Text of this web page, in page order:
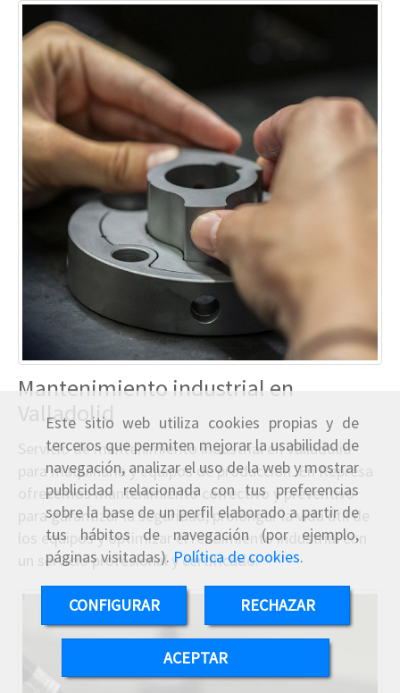
Este sitio web utiliza cookies propias y de
terceros que permiten mejorar la usabilidad de
navegación, analizar el uso de la web y mostrar
publicidad relacionada con tus preferencias
sobre la base de un perfil elaborado a partir de
tus hábitos de navegación (por ejemplo,
páginas visitadas).Política de cookies.
CONFIGURAR RECHAZAR
ACEPTAR
Mantenimiento industrial en
Valladolid
Servicio de mantenimiento industrial en Valladolid
para maquinaria y equipos de producción. En Represa
ofrecemos mantenimiento correctivo y preventivo
para garantizar la seguridad, prolongar la vida útil de
los equipos y optimizar el rendimiento industrial con
un servicio profesional y certificado.